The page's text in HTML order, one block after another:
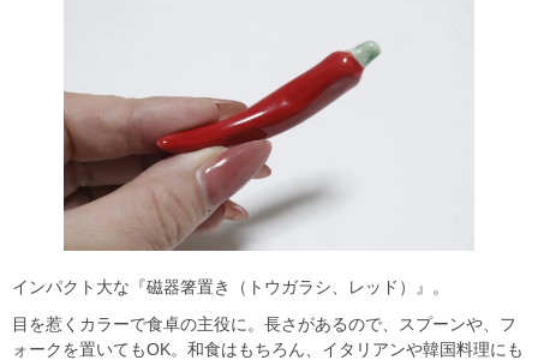
インパクト大な『磁器箸置き（トウガラシ、レッド）』。
目を惹くカラーで食卓の主役に。長さがあるので、スプーンや、フ
ォークを置いてもOK。和食はもちろん、イタリアンや韓国料理にも